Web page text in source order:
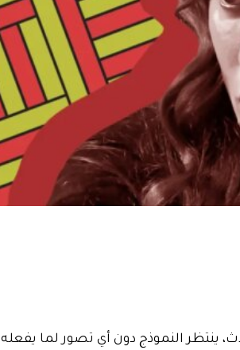
ينتظر النموذج دون أي تصور لما يفعله